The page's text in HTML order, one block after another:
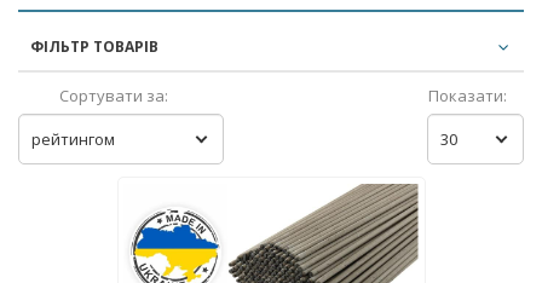
ФІЛЬТР ТОВАРІВ
Сортувати за:
рейтингом
Показати:
30